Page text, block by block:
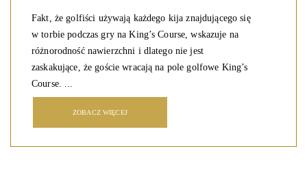
Fakt, że golfiści używają każdego kija znajdującego się
w torbie podczas gry na King’s Course, wskazuje na
różnorodność nawierzchni i dlatego nie jest
zaskakujące, że goście wracają na pole golfowe King’s
Course. ...
ZOBACZ WIĘCEJ